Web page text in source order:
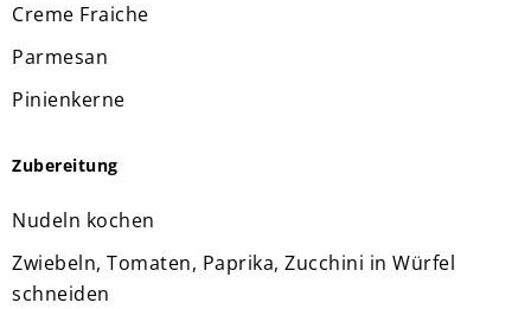
Creme Fraiche
Parmesan
Pinienkerne
Zubereitung
Nudeln kochen
Zwiebeln, Tomaten, Paprika, Zucchini in Würfel
schneiden